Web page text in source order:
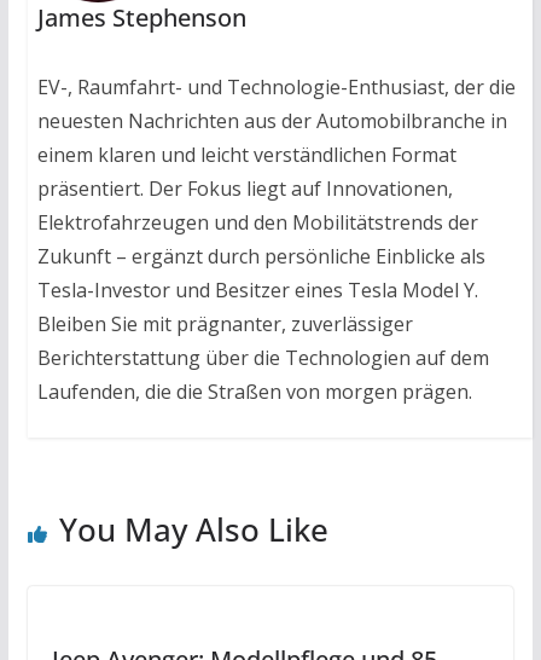
James Stephenson
EV-, Raumfahrt- und Technologie-Enthusiast, der die
neuesten Nachrichten aus der Automobilbranche in
einem klaren und leicht verständlichen Format
präsentiert. Der Fokus liegt auf Innovationen,
Elektrofahrzeugen und den Mobilitätstrends der
Zukunft – ergänzt durch persönliche Einblicke als
Tesla-Investor und Besitzer eines Tesla Model Y.
Bleiben Sie mit prägnanter, zuverlässiger
Berichterstattung über die Technologien auf dem
Laufenden, die die Straßen von morgen prägen.
You May Also Like